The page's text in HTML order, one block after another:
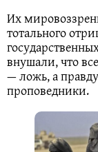
Их
тотального
внушали, что
— ложь, а
проповедники.